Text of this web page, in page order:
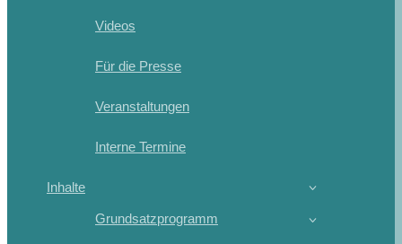
Videos
Für die Presse
Veranstaltungen
Interne Termine
Inhalte
Grundsatzprogramm